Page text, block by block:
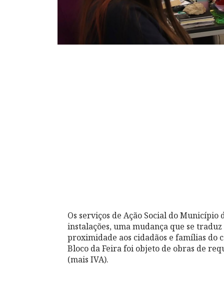
Os serviços de Ação Social do
instalações, uma mudança que se
proximidade aos cidadãos e famílias do
Bloco da Feira foi objeto de obras de
(mais IVA).